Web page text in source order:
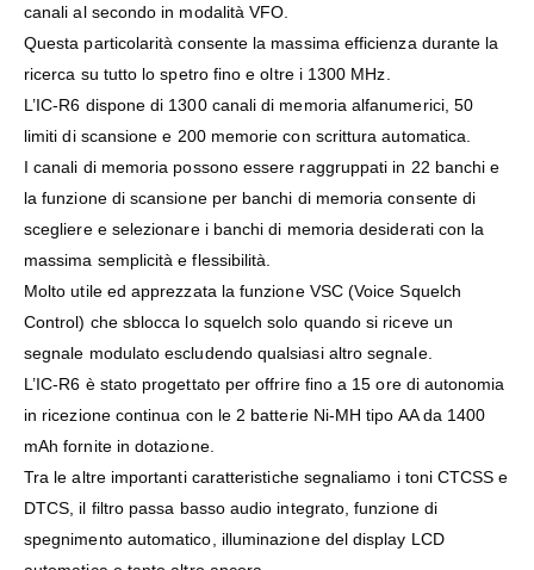
canali al secondo in modalità VFO.
Questa particolarità consente la massima efficienza durante la
ricerca su tutto lo spetro fino e oltre i 1300 MHz.
L’IC-R6 dispone di 1300 canali di memoria alfanumerici, 50
limiti di scansione e 200 memorie con scrittura automatica.
I canali di memoria possono essere raggruppati in 22 banchi e
la funzione di scansione per banchi di memoria consente di
scegliere e selezionare i banchi di memoria desiderati con la
massima semplicità e flessibilità.
Molto utile ed apprezzata la funzione VSC (Voice Squelch
Control) che sblocca lo squelch solo quando si riceve un
segnale modulato escludendo qualsiasi altro segnale.
L’IC-R6 è stato progettato per offrire fino a 15 ore di autonomia
in ricezione continua con le 2 batterie Ni-MH tipo AA da 1400
mAh fornite in dotazione.
Tra le altre importanti caratteristiche segnaliamo i toni CTCSS e
DTCS, il filtro passa basso audio integrato, funzione di
spegnimento automatico, illuminazione del display LCD